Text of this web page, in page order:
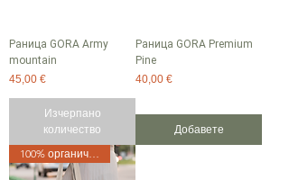
Раница GORA Army
mountain
Цена
45,00 €
Изчерпано
количество
Раница GORA Premium
Pine
Цена
40,00 €
Добавете